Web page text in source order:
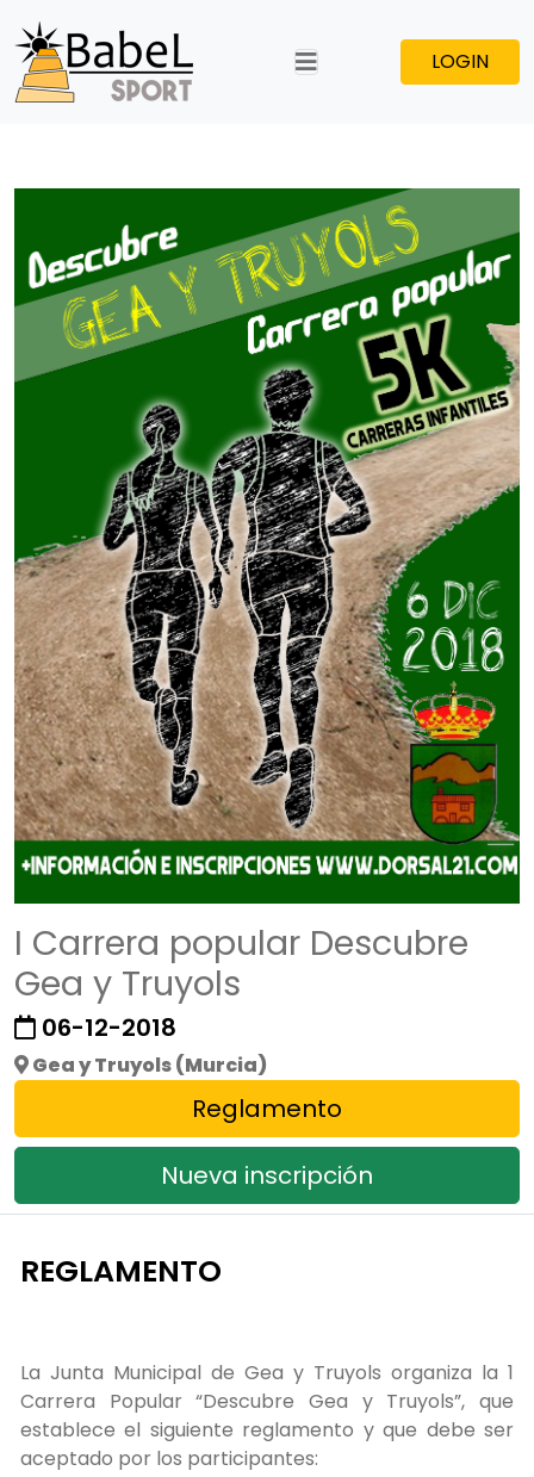
LOGIN
I Carrera popular Descubre
Gea y Truyols
06-12-2018
Gea y Truyols (Murcia)
Reglamento
Nueva inscripción
REGLAMENTO
La Junta Municipal de Gea y Truyols organiza la 1
Carrera Popular “Descubre Gea y Truyols”, que
establece el siguiente reglamento y que debe ser
aceptado por los participantes: